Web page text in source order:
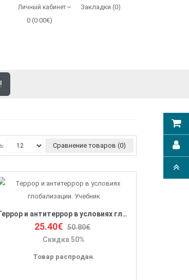
Личный кабинет Закладки (0)
0 (0.00€)
Сравнение товаров (0)
Террор и антитеррор в условиях глобализации. Учебник
25.40€ 50.80€
Скидка 50%
Товар распродан.